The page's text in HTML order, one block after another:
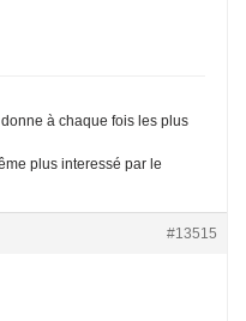
à chaque fois les plus
plus interessé par le
#13515